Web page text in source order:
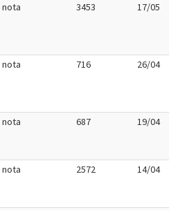
nota 3453 17/05
nota 716 26/04
nota 687 19/04
nota 2572 14/04